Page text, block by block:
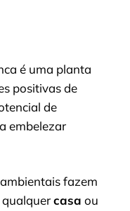
é uma planta
positivas de
de
embelezar
fazem
casa ou